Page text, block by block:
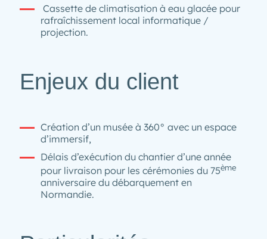
Cassette de climatisation à eau glacée pour
rafraîchissement local informatique /
projection.
Enjeux du client
Création d’un musée à 360° avec un espace
d’immersif,
Délais d’exécution du chantier d’une année
pour livraison pour les cérémonies du 75ème
anniversaire du débarquement en
Normandie.